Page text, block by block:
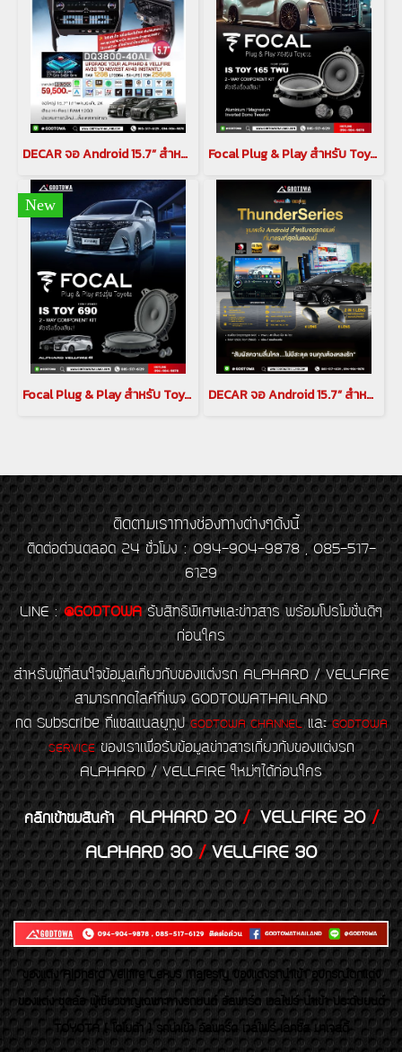
DECAR จอ Android 15.7” สำหรับ Alphard / Vellfire 30 Series พร้อมกล้อง 360 6 LEN Focal Plug & Play สำหรับ Toyota Alphard / Vellfireชุดลำโพง IC TOY 165 (Coaxial)(copy)(copy)
New
Focal Plug & Play สำหรับ Toyota Alphard / Vellfireชุดลำโพง IC TOY 165 (Coaxial)(copy)(copy)(copy) DECAR จอ Android 15.7” สำหรับ Alphard / Vellfire 30 Series พร้อมกล้อง 360 6 LEN(copy)
ติดตามเราทางช่องทางต่างๆดังนี้
ติดต่อด่วนตลอด 24 ชั่วโมง : 094-904-9878 , 085-517-
6129
LINE : @GODTOWA รับสิทธิพิเศษและข่าวสาร พร้อมโปรโมชั่นดีๆ
ก่อนใคร
สำหรับผู้ที่สนใจข้อมูลเกี่ยวกับของแต่งรถ ALPHARD / VELLFIRE
สามารถกดไลค์ที่เพจ GODTOWATHAILAND
กด Subscribe ที่แชลแนลยูทูป GODTOWA CHANNELและGODTOWA
SERVICEของเราเพื่อรับข้อมูลข่าวสารเกี่ยวกับของแต่งรถ
ALPHARD / VELLFIRE ใหม่ๆได้ก่อนใคร
คลิกเข้าชมสินค้า ALPHARD 20/VELLFIRE 20/
ALPHARD 30/VELLFIRE 30
ของเเต่ง Alphard Vellfire Lexus Majesty ของเเต่งรถนำเข้า อุปกรณ์ตกแต่ง
ของแต่ง ชุดล้อ ผู้เชี่ยวชาญเฉพาะทางรถยนต์ อัลพาร์ด เวลไฟร์ นำเข้า ประดับยนต์
TOYOTA ( โตโยต้า ) รถนำเข้า อัลพาร์ด เวลไฟร์ เลกซัส มาเจสตี้